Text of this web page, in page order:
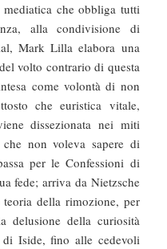
che obbliga tutti
alla condivisione di
Mark Lilla elabora una
volto contrario di questa
come volontà di non
che euristica vitale,
dissezionata nei miti
non voleva sapere di
per le Confessioni di
fede; arriva da Nietzsche
della rimozione, per
delusione della curiosità
Iside, fino alle cedevoli